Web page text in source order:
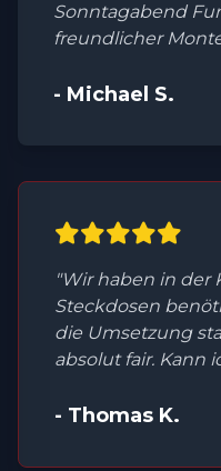
Sonntagabend
freundlicher
- Michael S.
"Wir haben in der
Steckdosen
die Umsetzung
absolut fair. Kann
- Thomas K.